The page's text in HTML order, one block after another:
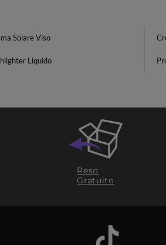
Solare Viso
Liquido
Reso
Gratuito